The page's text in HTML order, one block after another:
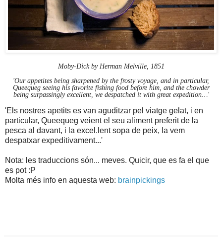
Moby-Dick by Herman Melville, 1851
'Our appetites being sharpened by the frosty voyage, and in particular,
Queequeg seeing his favorite fishing food before him, and the chowder
being surpassingly excellent, we despatched it with great expedition…'
'Els nostres apetits es van aguditzar pel viatge gelat, i en
particular, Queequeg veient el seu aliment preferit de la
pesca al davant, i la excel.lent sopa de peix, la vem
despatxar expeditivament...'
Nota: les traduccions són... meves. Quicir, que es fa el que
es pot :P
Molta més info en aquesta web: brainpickings